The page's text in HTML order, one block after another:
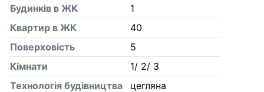
Будинків в ЖК
1
Квартир в ЖК
40
Поверховість
5
Кiмнати
1/ 2/ 3
Технологія будівництва
цегляна